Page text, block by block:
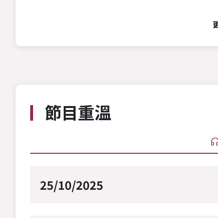
節目重溫
25/10/2025